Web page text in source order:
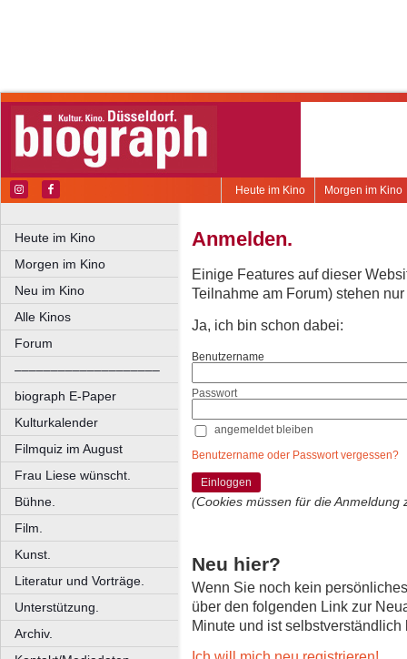
Morgen im Kino
Heute im Kino
Heute im Kino
Morgen im Kino
Neu im Kino
Alle Kinos
Forum
––––––––––––––––––––
biograph E-Paper
Kulturkalender
Filmquiz im August
Frau Liese wünscht.
Bühne.
Film.
Kunst.
Literatur und Vorträge.
Unterstützung.
Archiv.
Anmelden.
Einige Features auf dieser
Teilnahme am Forum) stehen
Ja, ich bin schon dabei:
Benutzername
Passwort
angemeldet bleiben
Benutzername oder Passwort vergessen?
Einloggen
(Cookies müssen für die Anmeldung
Neu hier?
Wenn Sie noch kein
über den folgenden Link zur
Minute und ist selbstverständlich